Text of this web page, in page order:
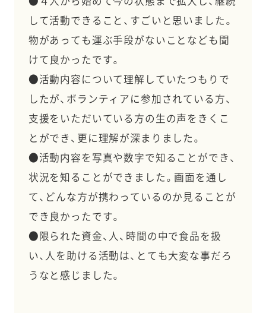
して活動できること、すごいと思いました。
物があっても運ぶ手段がないことなども聞
けて良かったです。
●活動内容について理解していたつもりで
したが、ボランティアに参加されている方、
支援をいただいている方の生の声をきくこ
とができ、更に理解が深まりました。
●活動内容を写真や数字で知ることができ、
状況を知ることができました。画面を通し
て、どんな方が携わっているのか見ることが
でき良かったです。
●限られた資金、人、時間の中で食品を扱
い、人を助ける活動は、とても大変な事だろ
うなと感じました。